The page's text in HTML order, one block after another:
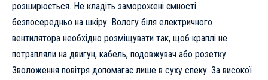
розширюється. Не кладіть заморожені ємності
безпосередньо на шкіру. Вологу біля електричного
вентилятора необхідно розміщувати так, щоб краплі не
потрапляли на двигун, кабель, подовжувач або розетку.
Зволоження повітря допомагає лише в суху спеку. За високої